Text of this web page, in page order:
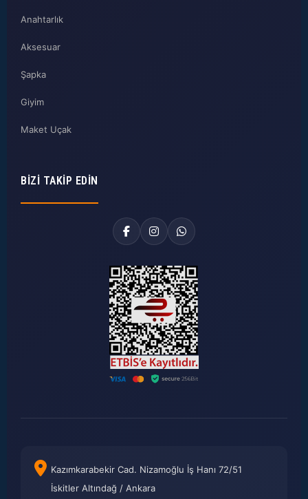
Anahtarlık
Aksesuar
Şapka
Giyim
Maket Uçak
BIZI TAKIP EDIN
Kazımkarabekir Cad. Nizamoğlu İş Hanı 72/51
İskitler Altındağ / Ankara